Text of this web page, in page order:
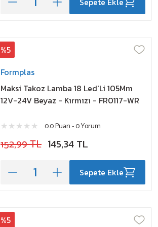
%5
Formplas
Maksi Takoz Lamba 18 Led'Li 105Mm
12V-24V Beyaz - Kırmızı - FR0117-WR
0.0 Puan - 0 Yorum
152,99 TL 145,34 TL
Sepete Ekle
%5